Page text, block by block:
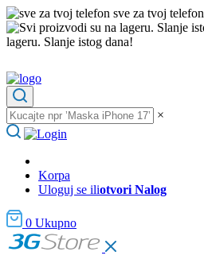
sve za tvoj telefon
lageru. Slanje istog dana!
×
Korpa
Uloguj se iliotvori Nalog
0 Ukupno